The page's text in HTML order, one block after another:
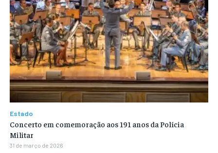
Estado
Concerto em comemoração aos 191 anos da Polícia
Militar
31 de março de 2026